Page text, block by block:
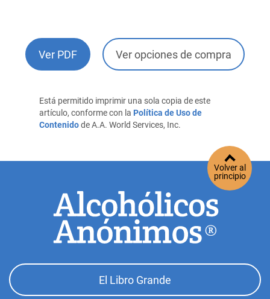
Ver PDF Ver opciones de compra
Está permitido imprimir una sola copia de este
artículo, conforme con la Política de Uso de
Contenidode A.A. World Services, Inc.
Volver al
principio
Footer
Top
El Libro Grande